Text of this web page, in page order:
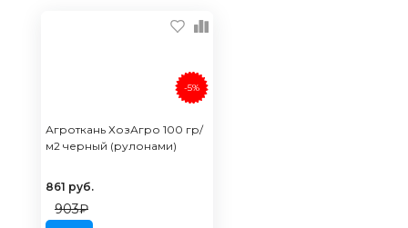
-5%
Агроткань ХозАгро 100 гр/
м2 черный (рулонами)
861 руб.
903₽